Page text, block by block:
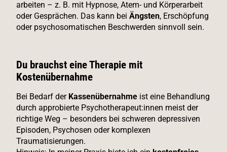
arbeiten – z. B. mit Hypnose, Atem- und Körperarbeit
oder Gesprächen. Das kann bei Ängsten, Erschöpfung
oder psychosomatischen Beschwerden sinnvoll sein.
Du brauchst eine Therapie mit
Kostenübernahme
Bei Bedarf der Kassenübernahme ist eine Behandlung
durch approbierte Psychotherapeut:innen meist der
richtige Weg – besonders bei schweren depressiven
Episoden, Psychosen oder komplexen
Traumatisierungen.